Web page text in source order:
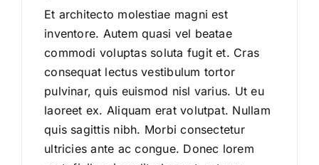
Et architecto molestiae magni est
inventore. Autem quasi vel beatae
commodi voluptas soluta fugit et. Cras
consequat lectus vestibulum tortor
pulvinar, quis euismod nisl varius. Ut eu
laoreet ex. Aliquam erat volutpat. Nullam
quis sagittis nibh. Morbi consectetur
ultricies ante ac congue. Donec lorem